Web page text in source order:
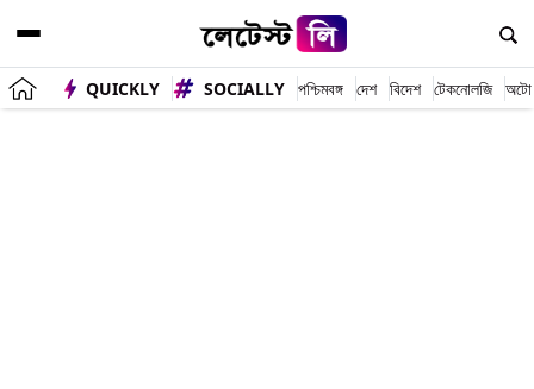
QUICKLY SOCIALLY পশ্চিমবঙ্গ দেশ বিদেশ টেকনোলজি অটো